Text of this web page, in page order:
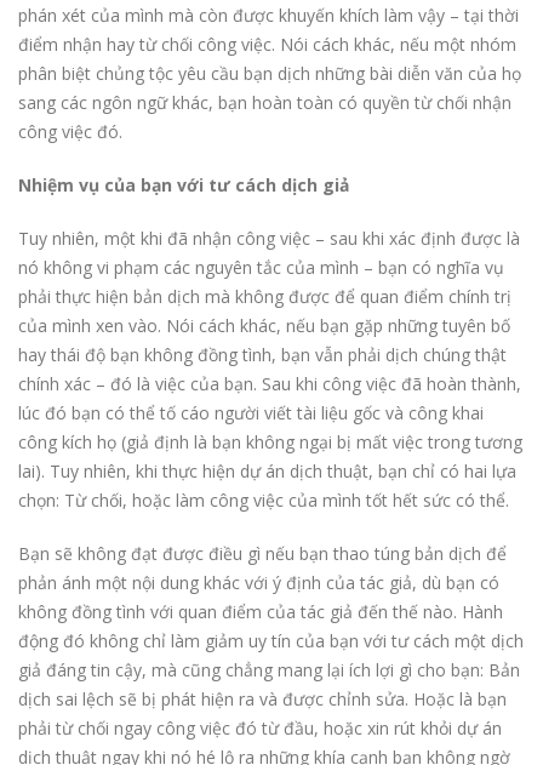
phán xét của mình mà còn được khuyến khích làm vậy – tại thời
điểm nhận hay từ chối công việc. Nói cách khác, nếu một nhóm
phân biệt chủng tộc yêu cầu bạn dịch những bài diễn văn của họ
sang các ngôn ngữ khác, bạn hoàn toàn có quyền từ chối nhận
công việc đó.
Nhiệm vụ của bạn với tư cách dịch giả
Tuy nhiên, một khi đã nhận công việc – sau khi xác định được là
nó không vi phạm các nguyên tắc của mình – bạn có nghĩa vụ
phải thực hiện bản dịch mà không được để quan điểm chính trị
của mình xen vào. Nói cách khác, nếu bạn gặp những tuyên bố
hay thái độ bạn không đồng tình, bạn vẫn phải dịch chúng thật
chính xác – đó là việc của bạn. Sau khi công việc đã hoàn thành,
lúc đó bạn có thể tố cáo người viết tài liệu gốc và công khai
công kích họ (giả định là bạn không ngại bị mất việc trong tương
lai). Tuy nhiên, khi thực hiện dự án dịch thuật, bạn chỉ có hai lựa
chọn: Từ chối, hoặc làm công việc của mình tốt hết sức có thể.
Bạn sẽ không đạt được điều gì nếu bạn thao túng bản dịch để
phản ánh một nội dung khác với ý định của tác giả, dù bạn có
không đồng tình với quan điểm của tác giả đến thế nào. Hành
động đó không chỉ làm giảm uy tín của bạn với tư cách một dịch
giả đáng tin cậy, mà cũng chẳng mang lại ích lợi gì cho bạn: Bản
dịch sai lệch sẽ bị phát hiện ra và được chỉnh sửa. Hoặc là bạn
phải từ chối ngay công việc đó từ đầu, hoặc xin rút khỏi dự án
dịch thuật ngay khi nó hé lộ ra những khía cạnh bạn không ngờ